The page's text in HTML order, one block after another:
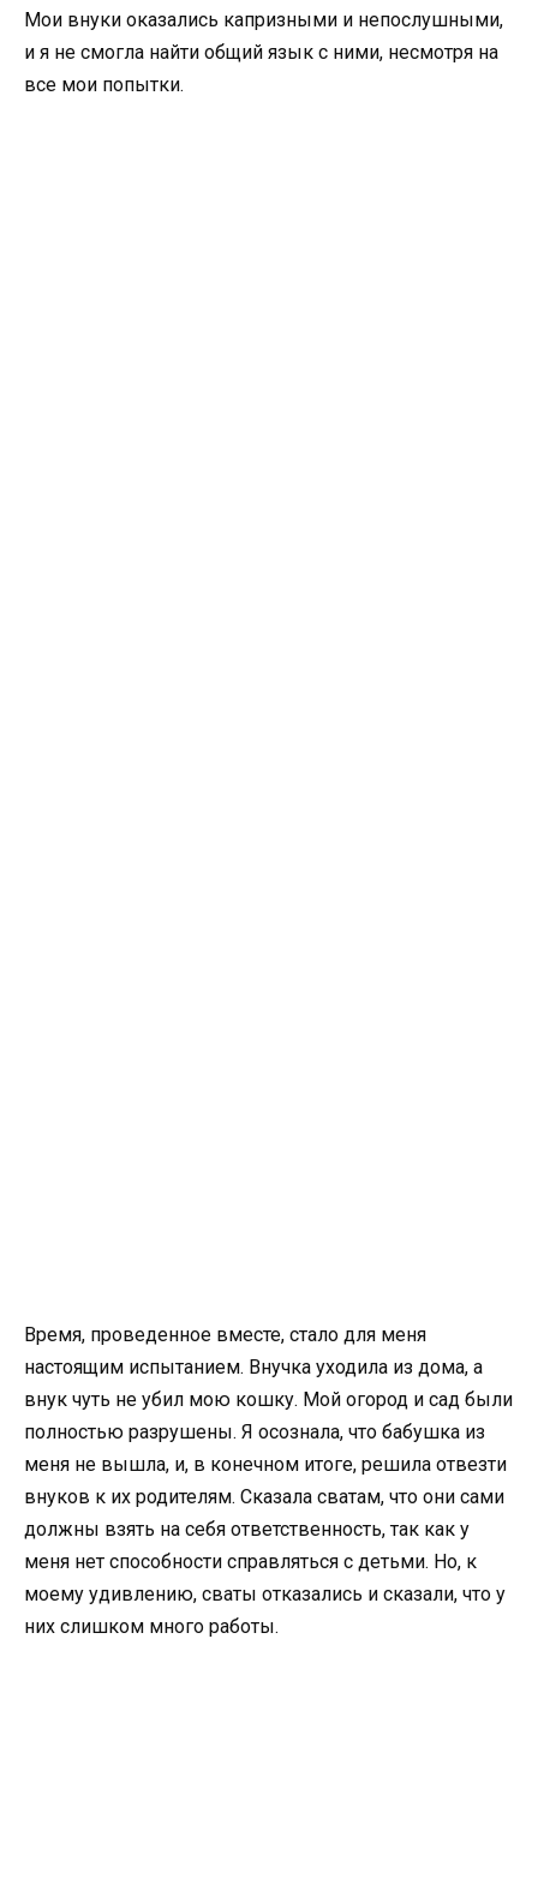
Мои внуки оказались капризными и непослушными,
и я не смогла найти общий язык с ними, несмотря на
все мои попытки.
Время, проведенное вместе, стало для меня
настоящим испытанием. Внучка уходила из дома, а
внук чуть не убил мою кошку. Мой огород и сад были
полностью разрушены. Я осознала, что бабушка из
меня не вышла, и, в конечном итоге, решила отвезти
внуков к их родителям. Сказала сватам, что они сами
должны взять на себя ответственность, так как у
меня нет способности справляться с детьми. Но, к
моему удивлению, сваты отказались и сказали, что у
них слишком много работы.